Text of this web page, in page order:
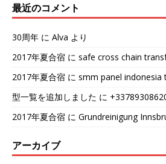
最近のコメント
30周年 に Alva より
2017年夏合宿 に safe cross chain
2017年夏合宿 に smm panel indonesia
型一覧を追加しました に
2017年夏合宿 に Grundreinigung
アーカイブ